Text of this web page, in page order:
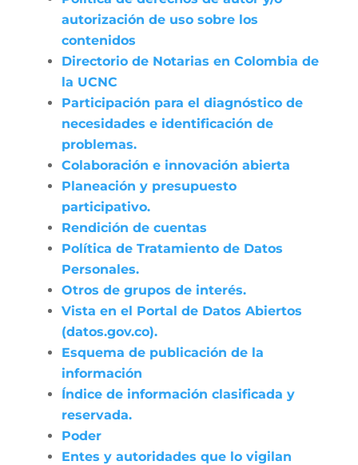
autorización de uso sobre los
contenidos
Directorio de Notarias en Colombia de
la UCNC
Participación para el diagnóstico de
necesidades e identificación de
problemas.
Colaboración e innovación abierta
Planeación y presupuesto
participativo.
Rendición de cuentas
Política de Tratamiento de Datos
Personales.
Otros de grupos de interés.
Vista en el Portal de Datos Abiertos
(datos.gov.co).
Esquema de publicación de la
información
Índice de información clasificada y
reservada.
Poder
Entes y autoridades que lo vigilan